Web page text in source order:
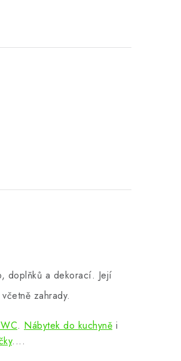
doplňků a dekorací. Její
zahrady.
. Nábytek do kuchyně i
....